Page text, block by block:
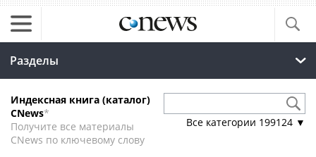
Разделы
Индексная книга (каталог)
CNews*
Получите все материалы
CNews по ключевому слову
Все категории 199124 ▼